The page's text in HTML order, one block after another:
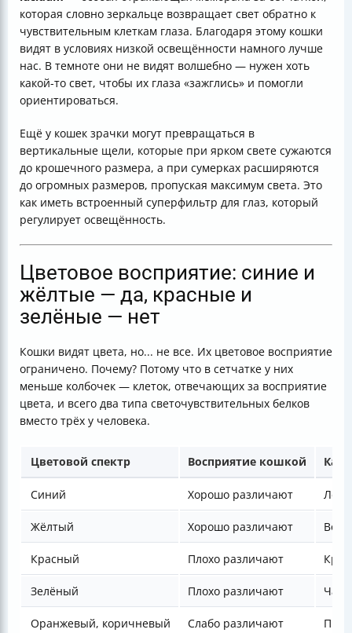
которая словно зеркальце возвращает свет обратно к
чувствительным клеткам глаза. Благодаря этому кошки
видят в условиях низкой освещённости намного лучше
нас. В темноте они не видят волшебно — нужен хоть
какой-то свет, чтобы их глаза «зажглись» и помогли
ориентироваться.
Ещё у кошек зрачки могут превращаться в
вертикальные щели, которые при ярком свете сужаются
до крошечного размера, а при сумерках расширяются
до огромных размеров, пропуская максимум света. Это
как иметь встроенный суперфильтр для глаз, который
регулирует освещённость.
Цветовое восприятие: синие и
жёлтые — да, красные и
зелёные — нет
Кошки видят цвета, но... не все. Их цветовое восприятие
ограничено. Почему? Потому что в сетчатке у них
меньше колбочек — клеток, отвечающих за восприятие
цвета, и всего два типа светочувствительных белков
вместо трёх у человека.
Цветовой спектр Восприятие кошкой Как
Синий Хорошо различают
Жёлтый Хорошо различают
Красный Плохо различают
Зелёный Плохо различают
Оранжевый, коричневый Слабо различают